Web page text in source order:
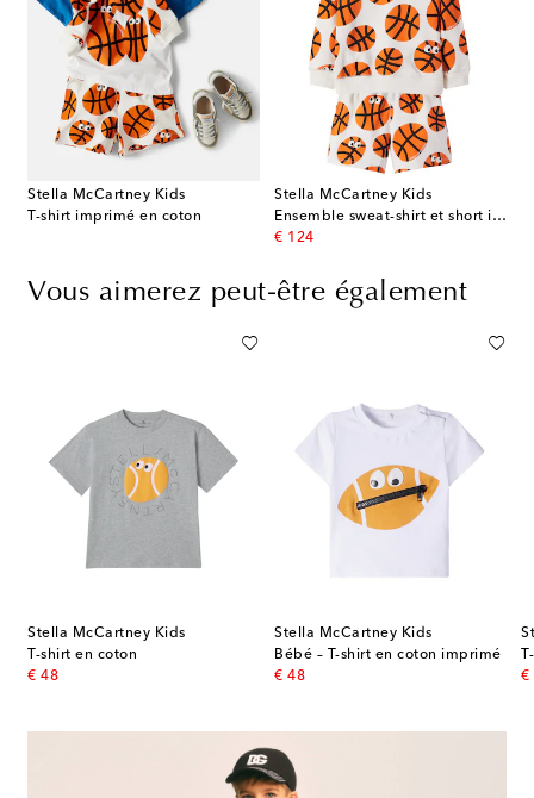
Stella McCartney Kids
T-shirt imprimé en coton
Stella McCartney Kids
Ensemble sweat-shirt et short imprimés en coton
€ 124
original price
Vous aimerez peut-être également
Stella McCartney Kids
T-shirt en coton
€ 48
original price
Stella McCartney Kids
Bébé – T-shirt en coton imprimé
€ 48
original price
€